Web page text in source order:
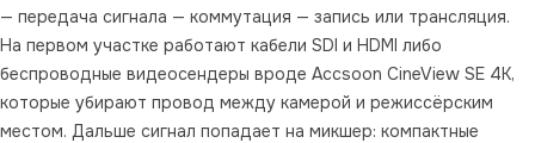
— передача сигнала — коммутация — запись или трансляция.
На первом участке работают кабели SDI и HDMI либо
беспроводные видеосендеры вроде Accsoon CineView SE 4K,
которые убирают провод между камерой и режиссёрским
местом. Дальше сигнал попадает на микшер: компактные